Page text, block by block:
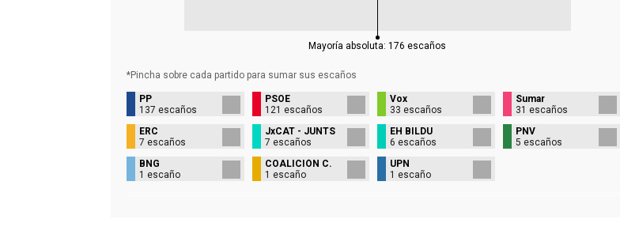
Mayoría absoluta:176 escaños
*Pincha sobre cada partido para sumar sus escaños
PP
137 escaños
PSOE
121 escaños
Vox
33 escaños
Sumar
31 escaños
ERC
7 escaños
JxCAT - JUNTS
7 escaños
EH BILDU
6 escaños
PNV
5 escaños
BNG
1 escaño
COALICIÓN C.
1 escaño
UPN
1 escaño